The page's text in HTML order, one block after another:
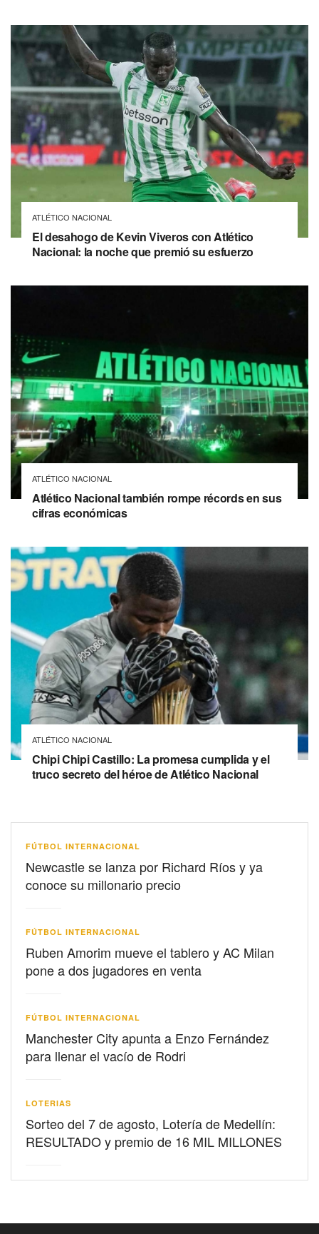
ATLÉTICO NACIONAL
El desahogo de Kevin Viveros con Atlético
Nacional: la noche que premió su esfuerzo
ATLÉTICO NACIONAL
Atlético Nacional también rompe récords en sus
cifras económicas
ATLÉTICO NACIONAL
Chipi Chipi Castillo: La promesa cumplida y el
truco secreto del héroe de Atlético Nacional
FÚTBOL INTERNACIONAL
Newcastle se lanza por Richard Ríos y ya
conoce su millonario precio
FÚTBOL INTERNACIONAL
Ruben Amorim mueve el tablero y AC Milan
pone a dos jugadores en venta
FÚTBOL INTERNACIONAL
Manchester City apunta a Enzo Fernández
para llenar el vacío de Rodri
LOTERIAS
Sorteo del 7 de agosto, Lotería de Medellín:
RESULTADO y premio de 16 MIL MILLONES